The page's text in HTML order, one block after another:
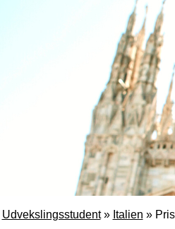
Udvekslingsstudent» Italien »